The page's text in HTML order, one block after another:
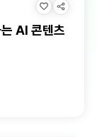
AI 콘텐츠